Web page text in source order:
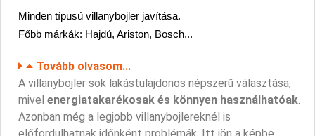
Minden típusú villanybojler javítása.
Főbb márkák: Hajdú, Ariston, Bosch...
Tovább olvasom...
A villanybojler sok lakástulajdonos népszerű választása,
mivel energiatakarékosak és könnyen használhatóak.
Azonban még a legjobb villanybojlereknél is